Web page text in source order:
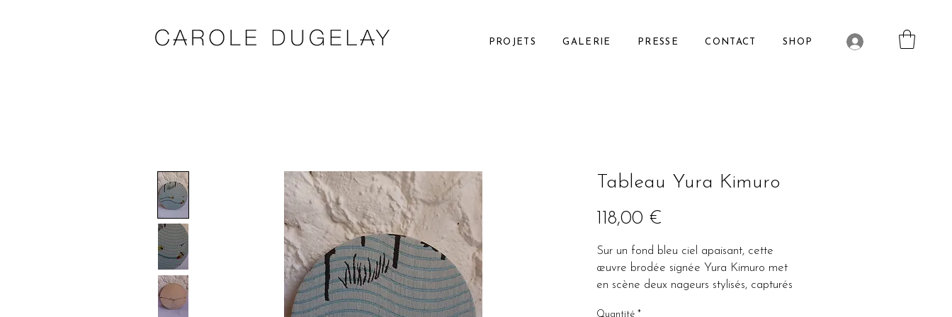
PROJETS GALERIE PRESSE CONTACT SHOP
Tableau Yura Kimuro
118,00 €
Sur un fond bleu ciel apaisant, cette
œuvre brodée signée Yura Kimuro met
en scène deux nageurs stylisés, capturés
Quantité *